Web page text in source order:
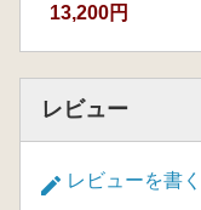
第一節 守景
第二節 守景
第三節 近世
おわりに
はじめに
13,200円
レビュー
レビューを書く